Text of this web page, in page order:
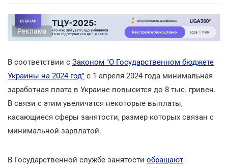
Реклама
В соответствии с Законом "О Государственном бюджете
Украины на 2024 год" с 1 апреля 2024 года минимальная
заработная плата в Украине повысится до 8 тыс. гривен.
В связи с этим увеличатся некоторые выплаты,
касающиеся сферы занятости, размер которых связан с
минимальной зарплатой.
В Государственной службе занятости обращают